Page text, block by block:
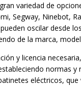
variedad de
Segway, Ninebot,
oscilar desde
de la marca,
y licencia
normas y
eléctricos, que